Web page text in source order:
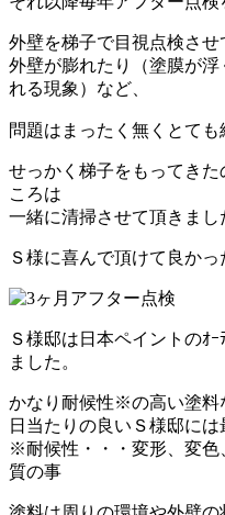
外壁を梯子で目視点検させ
外壁が膨れたり（塗膜が
れる現象）など、
問題はまったく無くとても
せっかく梯子をもってき
ころは
一緒に清掃させて頂きまし
Ｓ様に喜んで頂けて良かっ
Ｓ様邸は日本ペイントのｵ
ました。
かなり耐候性※の高い塗料
日当たりの良いＳ様邸には
※耐候性・・・変形、変色
質の事